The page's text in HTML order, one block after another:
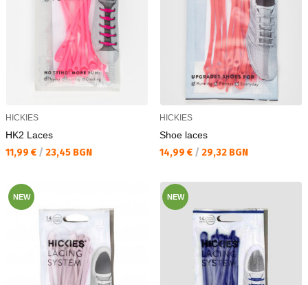
HICKIES
HK2 Laces
Текуща цена:
11,99 € / 23,45 BGN
HICKIES
Shoe laces
Текуща цена:
14,99 € / 29,32 BGN
NEW NEW